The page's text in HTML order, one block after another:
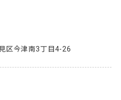
区今津南3丁目4-26